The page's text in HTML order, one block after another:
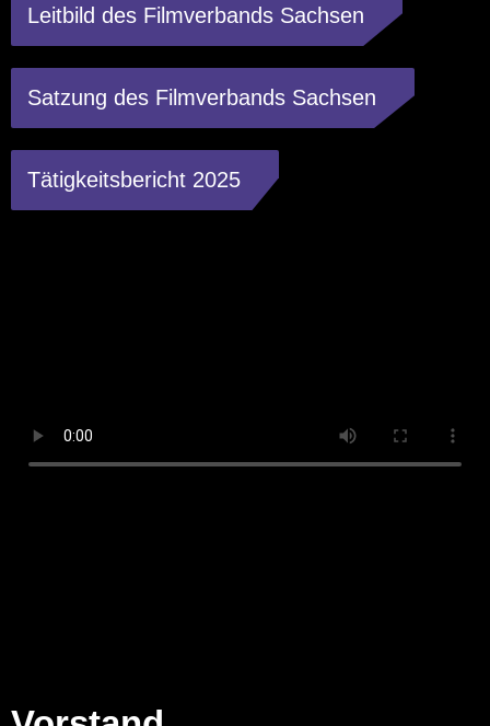
Leitbild des Filmverbands Sachsen
Satzung des Filmverbands Sachsen
Tätigkeitsbericht 2025